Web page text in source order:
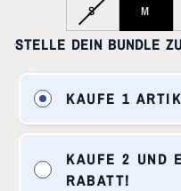
SVARIANT
SOLD
OUT
M
STELLE DEIN BUNDLE
KAUFE 1
KAUFE 2 UND
RABATT!